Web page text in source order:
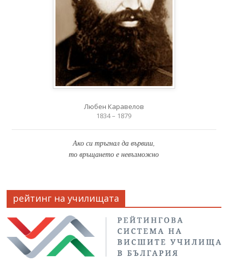
Любен Каравелов
1834 – 1879
Ако си тръгнал да вървиш,
то връщането е невъзможно
рейтинг на училищата